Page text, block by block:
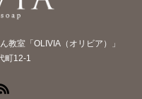
教室「OLIVIA（オリビア）」
町12-1